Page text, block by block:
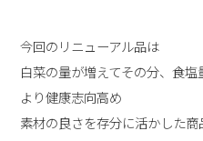
今回のリニューアル品は
白菜の量が増えてその分、食塩
より健康志向高め
素材の良さを存分に活かした